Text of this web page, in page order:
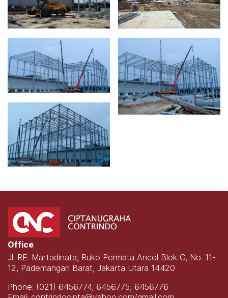
Office
Jl. RE. Martadinata, Ruko Permata Ancol Blok C, No. 11-
12, Pademangan Barat, Jakarta Utara 14420
Phone: (021) 6456774, 6456775, 6456776